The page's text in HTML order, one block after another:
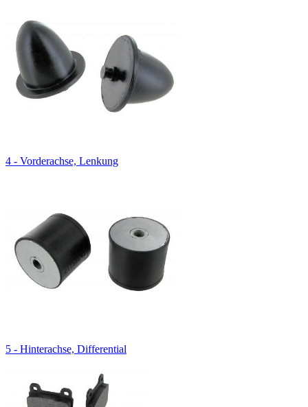
4 - Vorderachse, Lenkung
5 - Hinterachse, Differential